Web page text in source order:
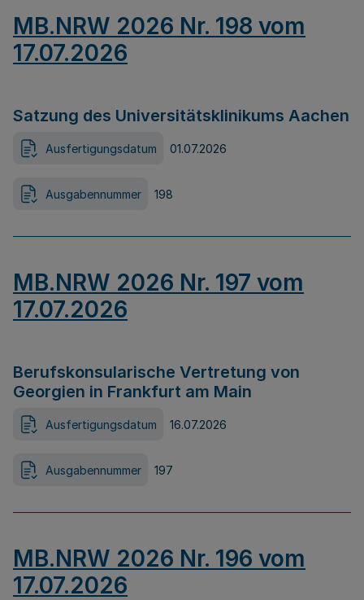
MB.NRW 2026 Nr. 198 vom
17.07.2026
Satzung des Universitätsklinikums Aachen
Ausfertigungsdatum 01.07.2026
Ausgabennummer 198
MB.NRW 2026 Nr. 197 vom
17.07.2026
Berufskonsularische Vertretung von
Georgien in Frankfurt am Main
Ausfertigungsdatum 16.07.2026
Ausgabennummer 197
MB.NRW 2026 Nr. 196 vom
17.07.2026